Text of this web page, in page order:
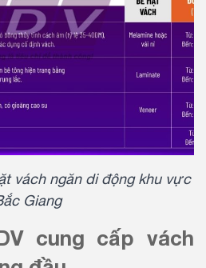
vách ngăn di động khu vực
Giang
cung cấp vách